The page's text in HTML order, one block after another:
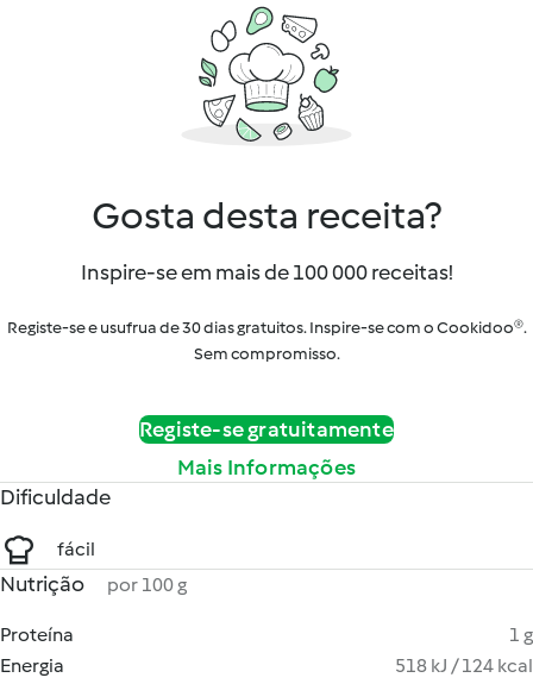
Gosta desta receita?
Inspire-se em mais de 100 000 receitas!
Registe-se e usufrua de 30 dias gratuitos. Inspire-se com o Cookidoo®.
Sem compromisso.
Registe-se gratuitamente
Mais Informações
Dificuldade
fácil
Nutrição por 100 g
Proteína
1 g
Energia
518 kJ / 124 kcal